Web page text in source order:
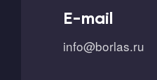
E-mail
info@borlas.ru